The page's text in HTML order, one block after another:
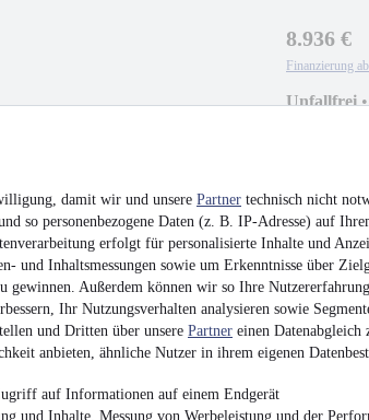
damit wir und unsere Partner technisch nicht
so personenbezogene Daten (z. B. IP-Adresse) auf
erfolgt für personalisierte Inhalte und
und Inhaltsmessungen sowie um Erkenntnisse über
gewinnen. Außerdem können wir so Ihre
Ihr Nutzungsverhalten analysieren sowie
und Dritten über unsere Partner einen Datenabgleich
anbieten, ähnliche Nutzer in ihrem eigenen
auf Informationen auf einem Endgerät
und Inhalte, Messung von Werbeleistung und der
8.936 €
Finanzierung ab
Unfallfrei
11.436 €
Finanzierung ab
Unfallfrei